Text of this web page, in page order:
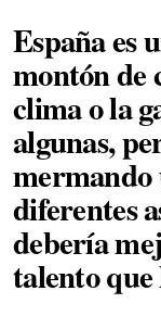
España es
montón de
clima o la
algunas,
diferentes
debería
talento que